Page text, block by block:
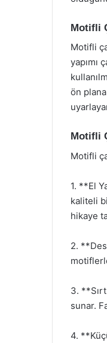
Motifli
Motifli
yapımı
ön
Motifli
Motifli
1. **El
kaliteli
hikaye
2.
3.
sunar.
4.